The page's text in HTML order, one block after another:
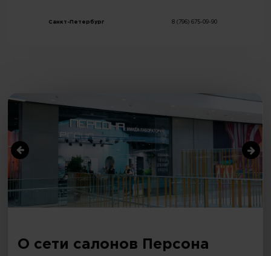
Санкт-Петербург 8 (796) 675-09-90
О сети салонов Персона